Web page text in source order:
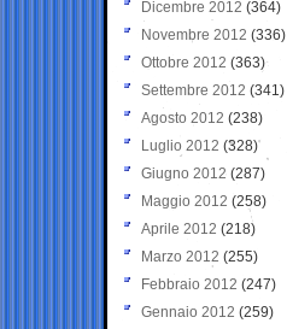
Dicembre 2012 (364)
Novembre 2012 (336)
Ottobre 2012 (363)
Settembre 2012 (341)
Agosto 2012 (238)
Luglio 2012 (328)
Giugno 2012 (287)
Maggio 2012 (258)
Aprile 2012 (218)
Marzo 2012 (255)
Febbraio 2012 (247)
Gennaio 2012 (259)